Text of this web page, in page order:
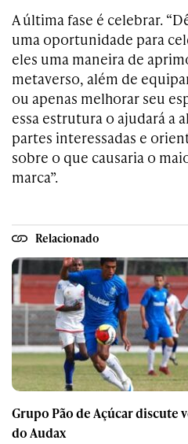
A última fase é celebrar.
uma oportunidade para
eles uma maneira de
metaverso, além de
ou apenas melhorar seu
essa estrutura o ajudará a
partes interessadas e
sobre o que causaria o
marca”.
Relacionado
Grupo Pão de Açúcar discute
do Audax